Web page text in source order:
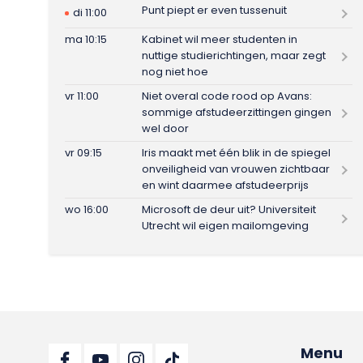
di 11:00
Punt piept er even tussenuit
ma 10:15
Kabinet wil meer studenten in
nuttige studierichtingen, maar zegt
nog niet hoe
vr 11:00
Niet overal code rood op Avans:
sommige afstudeerzittingen gingen
wel door
vr 09:15
Iris maakt met één blik in de spiegel
onveiligheid van vrouwen zichtbaar
en wint daarmee afstudeerprijs
wo 16:00
Microsoft de deur uit? Universiteit
Utrecht wil eigen mailomgeving
Menu